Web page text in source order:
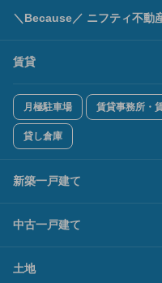
＼Because／ ニフティ不動
賃貸
月極駐車場 賃貸事務所・
貸し倉庫
新築一戸建て
中古一戸建て
土地